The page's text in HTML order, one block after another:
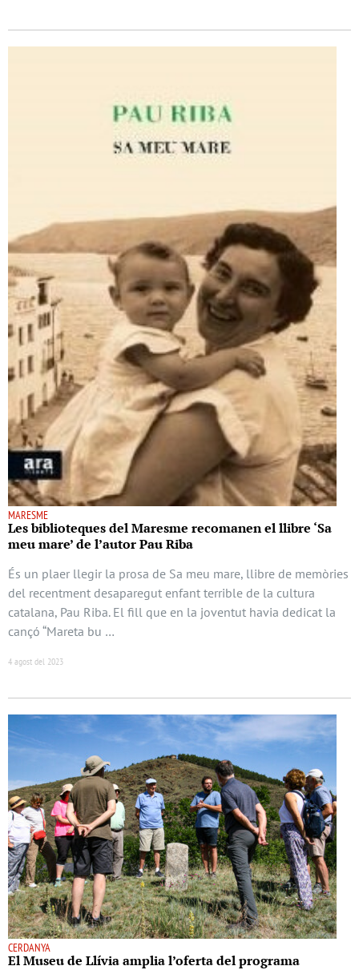
MARESME
Les biblioteques del Maresme recomanen el llibre ‘Sa
meu mare’ de l’autor Pau Riba
És un plaer llegir la prosa de Sa meu mare, llibre de memòries
del recentment desaparegut enfant terrible de la cultura
catalana, Pau Riba. El fill que en la joventut havia dedicat la
cançó “Mareta bu …
4 agost del 2023
CERDANYA
El Museu de Llívia amplia l’oferta del programa